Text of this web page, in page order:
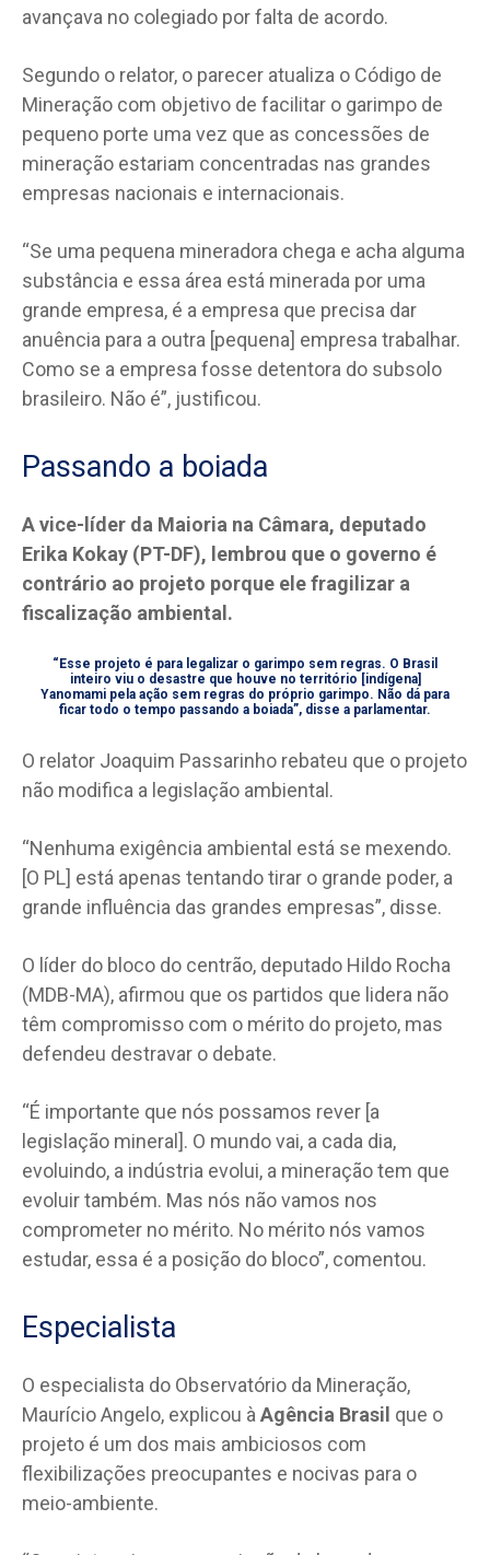
avançava no colegiado por falta de acordo.
Segundo o relator, o parecer atualiza o Código de
Mineração com objetivo de facilitar o garimpo de
pequeno porte uma vez que as concessões de
mineração estariam concentradas nas grandes
empresas nacionais e internacionais.
“Se uma pequena mineradora chega e acha alguma
substância e essa área está minerada por uma
grande empresa, é a empresa que precisa dar
anuência para a outra [pequena] empresa trabalhar.
Como se a empresa fosse detentora do subsolo
brasileiro. Não é”, justificou.
Passando a boiada
A vice-líder da Maioria na Câmara, deputado
Erika Kokay (PT-DF), lembrou que o governo é
contrário ao projeto porque ele fragilizar a
fiscalização ambiental.
“Esse projeto é para legalizar o garimpo sem regras. O Brasil
inteiro viu o desastre que houve no território [indígena]
Yanomami pela ação sem regras do próprio garimpo. Não dá para
ficar todo o tempo passando a boiada”, disse a parlamentar.
O relator Joaquim Passarinho rebateu que o projeto
não modifica a legislação ambiental.
“Nenhuma exigência ambiental está se mexendo.
[O PL] está apenas tentando tirar o grande poder, a
grande influência das grandes empresas”, disse.
O líder do bloco do centrão, deputado Hildo Rocha
(MDB-MA), afirmou que os partidos que lidera não
têm compromisso com o mérito do projeto, mas
defendeu destravar o debate.
“É importante que nós possamos rever [a
legislação mineral]. O mundo vai, a cada dia,
evoluindo, a indústria evolui, a mineração tem que
evoluir também. Mas nós não vamos nos
comprometer no mérito. No mérito nós vamos
estudar, essa é a posição do bloco”, comentou.
Especialista
O especialista do Observatório da Mineração,
Maurício Angelo, explicou à Agência Brasil que o
projeto é um dos mais ambiciosos com
flexibilizações preocupantes e nocivas para o
meio-ambiente.